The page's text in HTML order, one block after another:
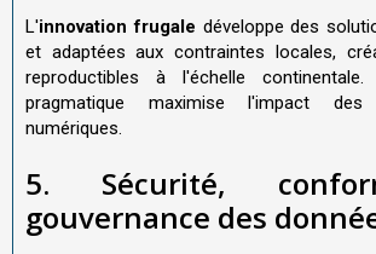
L'innovation frugale développe des
et adaptées aux contraintes locales,
reproductibles à l'échelle
pragmatique maximise l'impact des
numériques.
5. Sécurité,
gouvernance des